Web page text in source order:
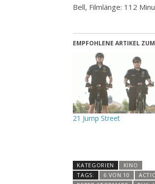
Bell, Filmlänge: 112
EMPFOHLENE ARTIKEL
21 Jump Street
KATEGORIEN
KINO
TAGS:
6 VON 10